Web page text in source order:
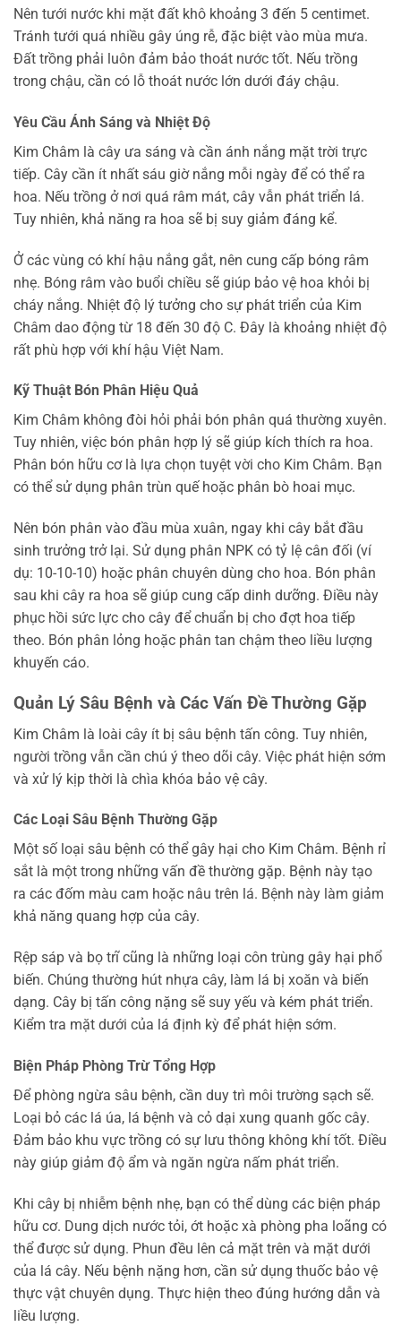
Nên tưới nước khi mặt đất khô khoảng 3 đến 5 centimet.
Tránh tưới quá nhiều gây úng rễ, đặc biệt vào mùa mưa.
Đất trồng phải luôn đảm bảo thoát nước tốt. Nếu trồng
trong chậu, cần có lỗ thoát nước lớn dưới đáy chậu.
Yêu Cầu Ánh Sáng và Nhiệt Độ
Kim Châm là cây ưa sáng và cần ánh nắng mặt trời trực
tiếp. Cây cần ít nhất sáu giờ nắng mỗi ngày để có thể ra
hoa. Nếu trồng ở nơi quá râm mát, cây vẫn phát triển lá.
Tuy nhiên, khả năng ra hoa sẽ bị suy giảm đáng kể.
Ở các vùng có khí hậu nắng gắt, nên cung cấp bóng râm
nhẹ. Bóng râm vào buổi chiều sẽ giúp bảo vệ hoa khỏi bị
cháy nắng. Nhiệt độ lý tưởng cho sự phát triển của Kim
Châm dao động từ 18 đến 30 độ C. Đây là khoảng nhiệt độ
rất phù hợp với khí hậu Việt Nam.
Kỹ Thuật Bón Phân Hiệu Quả
Kim Châm không đòi hỏi phải bón phân quá thường xuyên.
Tuy nhiên, việc bón phân hợp lý sẽ giúp kích thích ra hoa.
Phân bón hữu cơ là lựa chọn tuyệt vời cho Kim Châm. Bạn
có thể sử dụng phân trùn quế hoặc phân bò hoai mục.
Nên bón phân vào đầu mùa xuân, ngay khi cây bắt đầu
sinh trưởng trở lại. Sử dụng phân NPK có tỷ lệ cân đối (ví
dụ: 10-10-10) hoặc phân chuyên dùng cho hoa. Bón phân
sau khi cây ra hoa sẽ giúp cung cấp dinh dưỡng. Điều này
phục hồi sức lực cho cây để chuẩn bị cho đợt hoa tiếp
theo. Bón phân lỏng hoặc phân tan chậm theo liều lượng
khuyến cáo.
Quản Lý Sâu Bệnh và Các Vấn Đề Thường Gặp
Kim Châm là loài cây ít bị sâu bệnh tấn công. Tuy nhiên,
người trồng vẫn cần chú ý theo dõi cây. Việc phát hiện sớm
và xử lý kịp thời là chìa khóa bảo vệ cây.
Các Loại Sâu Bệnh Thường Gặp
Một số loại sâu bệnh có thể gây hại cho Kim Châm. Bệnh rỉ
sắt là một trong những vấn đề thường gặp. Bệnh này tạo
ra các đốm màu cam hoặc nâu trên lá. Bệnh này làm giảm
khả năng quang hợp của cây.
Rệp sáp và bọ trĩ cũng là những loại côn trùng gây hại phổ
biến. Chúng thường hút nhựa cây, làm lá bị xoăn và biến
dạng. Cây bị tấn công nặng sẽ suy yếu và kém phát triển.
Kiểm tra mặt dưới của lá định kỳ để phát hiện sớm.
Biện Pháp Phòng Trừ Tổng Hợp
Để phòng ngừa sâu bệnh, cần duy trì môi trường sạch sẽ.
Loại bỏ các lá úa, lá bệnh và cỏ dại xung quanh gốc cây.
Đảm bảo khu vực trồng có sự lưu thông không khí tốt. Điều
này giúp giảm độ ẩm và ngăn ngừa nấm phát triển.
Khi cây bị nhiễm bệnh nhẹ, bạn có thể dùng các biện pháp
hữu cơ. Dung dịch nước tỏi, ớt hoặc xà phòng pha loãng có
thể được sử dụng. Phun đều lên cả mặt trên và mặt dưới
của lá cây. Nếu bệnh nặng hơn, cần sử dụng thuốc bảo vệ
thực vật chuyên dụng. Thực hiện theo đúng hướng dẫn và
liều lượng.